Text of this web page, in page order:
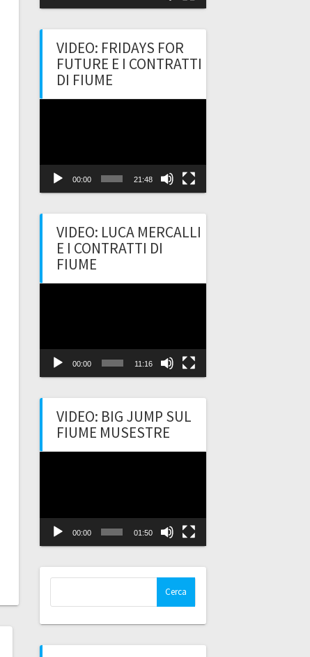
VIDEO: FRIDAYS FOR
FUTURE E I CONTRATTI
DI FIUME
00:00 21:48
VIDEO: LUCA MERCALLI
E I CONTRATTI DI
FIUME
00:00 11:16
VIDEO: BIG JUMP SUL
FIUME MUSESTRE
00:00 01:50